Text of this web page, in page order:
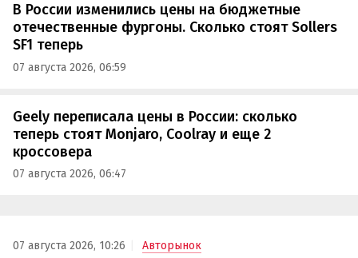
В России изменились цены на бюджетные
отечественные фургоны. Сколько стоят Sollers
SF1 теперь
07 августа 2026, 06:59
Geely переписала цены в России: сколько
теперь стоят Monjaro, Coolray и еще 2
кроссовера
07 августа 2026, 06:47
07 августа 2026, 10:26 Авторынок